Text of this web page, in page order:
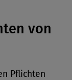
von
Pflichten